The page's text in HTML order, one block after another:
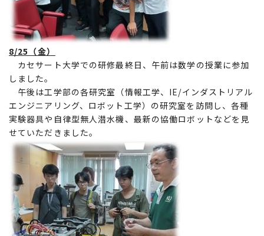
8/25（金）
カセサート大学での研修最終日、午前は数学の授業に参加
しました。
午後は工学部の各研究室（情報工学、IE/インダストリアル
エンジニアリング、ロボット工学）の研究室を訪問し、各種
実験器具や自律型無人潜水機、最新の協働ロボットなどを見
せていただきました。